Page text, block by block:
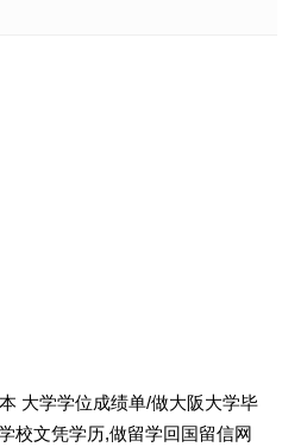
大学学位成绩单/做大阪大学毕
校文凭学历,做留学回国留信网